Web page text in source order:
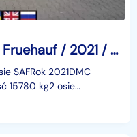
Fruehauf Przyczepa BDF Fruehauf / 2021 / osie SAF_247005
SAFRok 2021DMC
15780 kg2 osie
na koło